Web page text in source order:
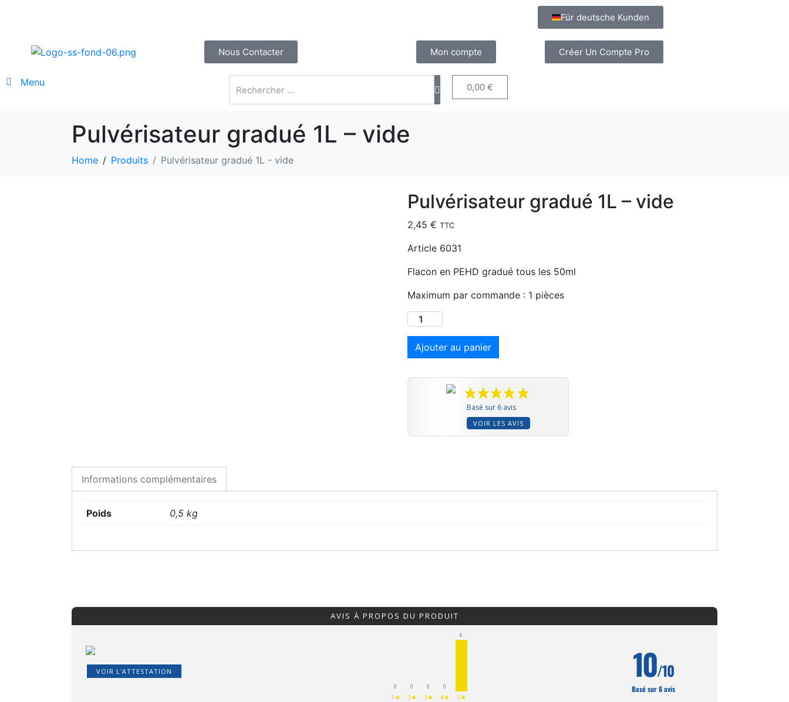
Für deutsche Kunden
Nous Contacter Mon compte Créer Un Compte Pro
Menu 0,00 €
Pulvérisateur gradué 1L – vide
Home Produits Pulvérisateur gradué 1L - vide
Pulvérisateur gradué 1L – vide
2,45 € TTC
Article 6031
Flacon en PEHD gradué tous les 50ml
Maximum par commande : 1 pièces
Ajouter au panier
Basé sur 6 avis
VOIR LES AVIS
Informations complémentaires
Poids 0,5 kg
AVIS À PROPOS DU PRODUIT
VOIR L'ATTESTATION
0
1★
0
2★
0
3★
0
4★
6
5★
10/10
Basé sur 6 avis